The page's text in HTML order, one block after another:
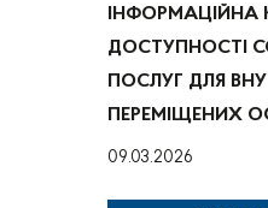
ДОСТУПНОСТІ
ПОСЛУГ ДЛЯ
ПЕРЕМІЩЕНИХ
09.03.2026